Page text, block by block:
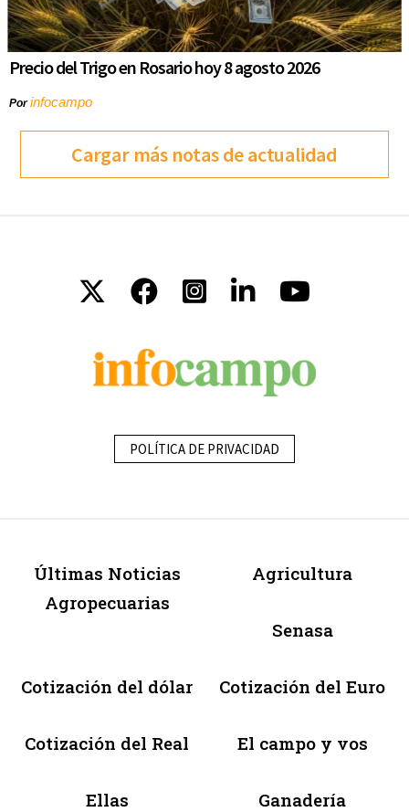
Precio del Trigo en Rosario hoy 8 agosto 2026
Porinfocampo
Cargar más notas de actualidad
POLÍTICA DE PRIVACIDAD
Últimas Noticias
Agropecuarias
Agricultura
Senasa
Cotización del dólar Cotización del Euro
Cotización del Real El campo y vos
Ellas Ganadería